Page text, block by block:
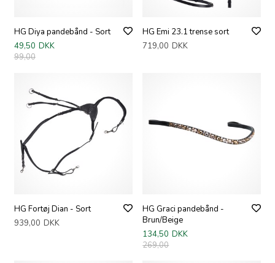
HG Diya pandebånd - Sort
49,50 DKK
99,00
HG Emi 23.1 trense sort
719,00 DKK
HG Fortøj Dian - Sort
939,00 DKK
HG Graci pandebånd -
Brun/Beige
134,50 DKK
269,00